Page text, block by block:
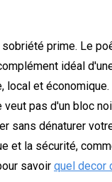
prime. Le
idéal
local et
veut pas d'un bloc
sans dénaturer
et la sécurité,
savoir quel decor